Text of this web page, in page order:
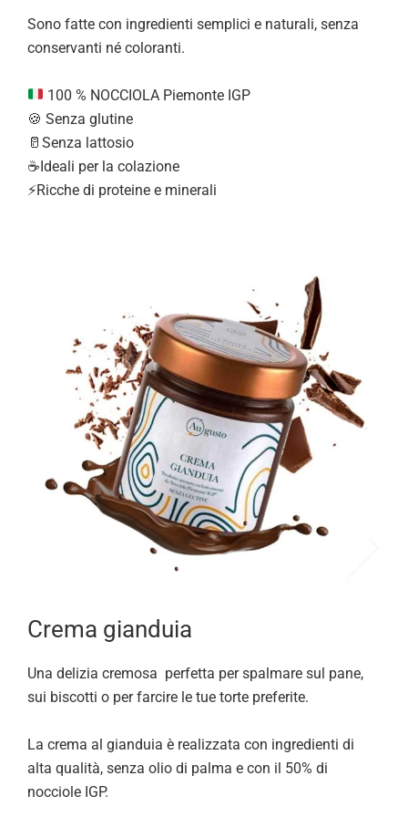
Sono fatte con ingredienti semplici e naturali, senza
conservanti né coloranti.
100 % NOCCIOLA Piemonte IGP
🍪 Senza glutine
🥛Senza lattosio
☕Ideali per la colazione
⚡Ricche di proteine e minerali
Crema gianduia
Una delizia cremosa perfetta per spalmare sul pane,
sui biscotti o per farcire le tue torte preferite.
La crema al gianduia è realizzata con ingredienti di
alta qualità, senza olio di palma e con il 50% di
nocciole IGP.